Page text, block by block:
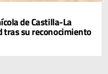
de Castilla-La
tras su reconocimiento